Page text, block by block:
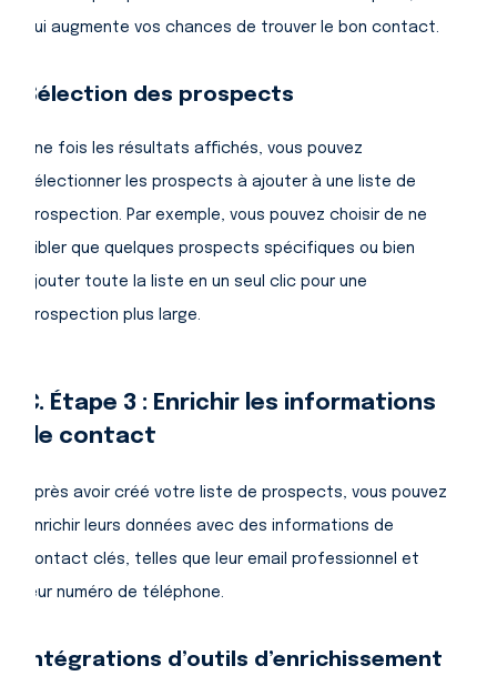
qui augmente vos chances de trouver le bon contact.
Sélection des prospects
Une fois les résultats affichés, vous pouvez
sélectionner les prospects à ajouter à une liste de
prospection. Par exemple, vous pouvez choisir de ne
cibler que quelques prospects spécifiques ou bien
ajouter toute la liste en un seul clic pour une
prospection plus large.
C. Étape 3 : Enrichir les informations
de contact
Après avoir créé votre liste de prospects, vous pouvez
enrichir leurs données avec des informations de
contact clés, telles que leur email professionnel et
leur numéro de téléphone.
Intégrations d’outils d’enrichissement